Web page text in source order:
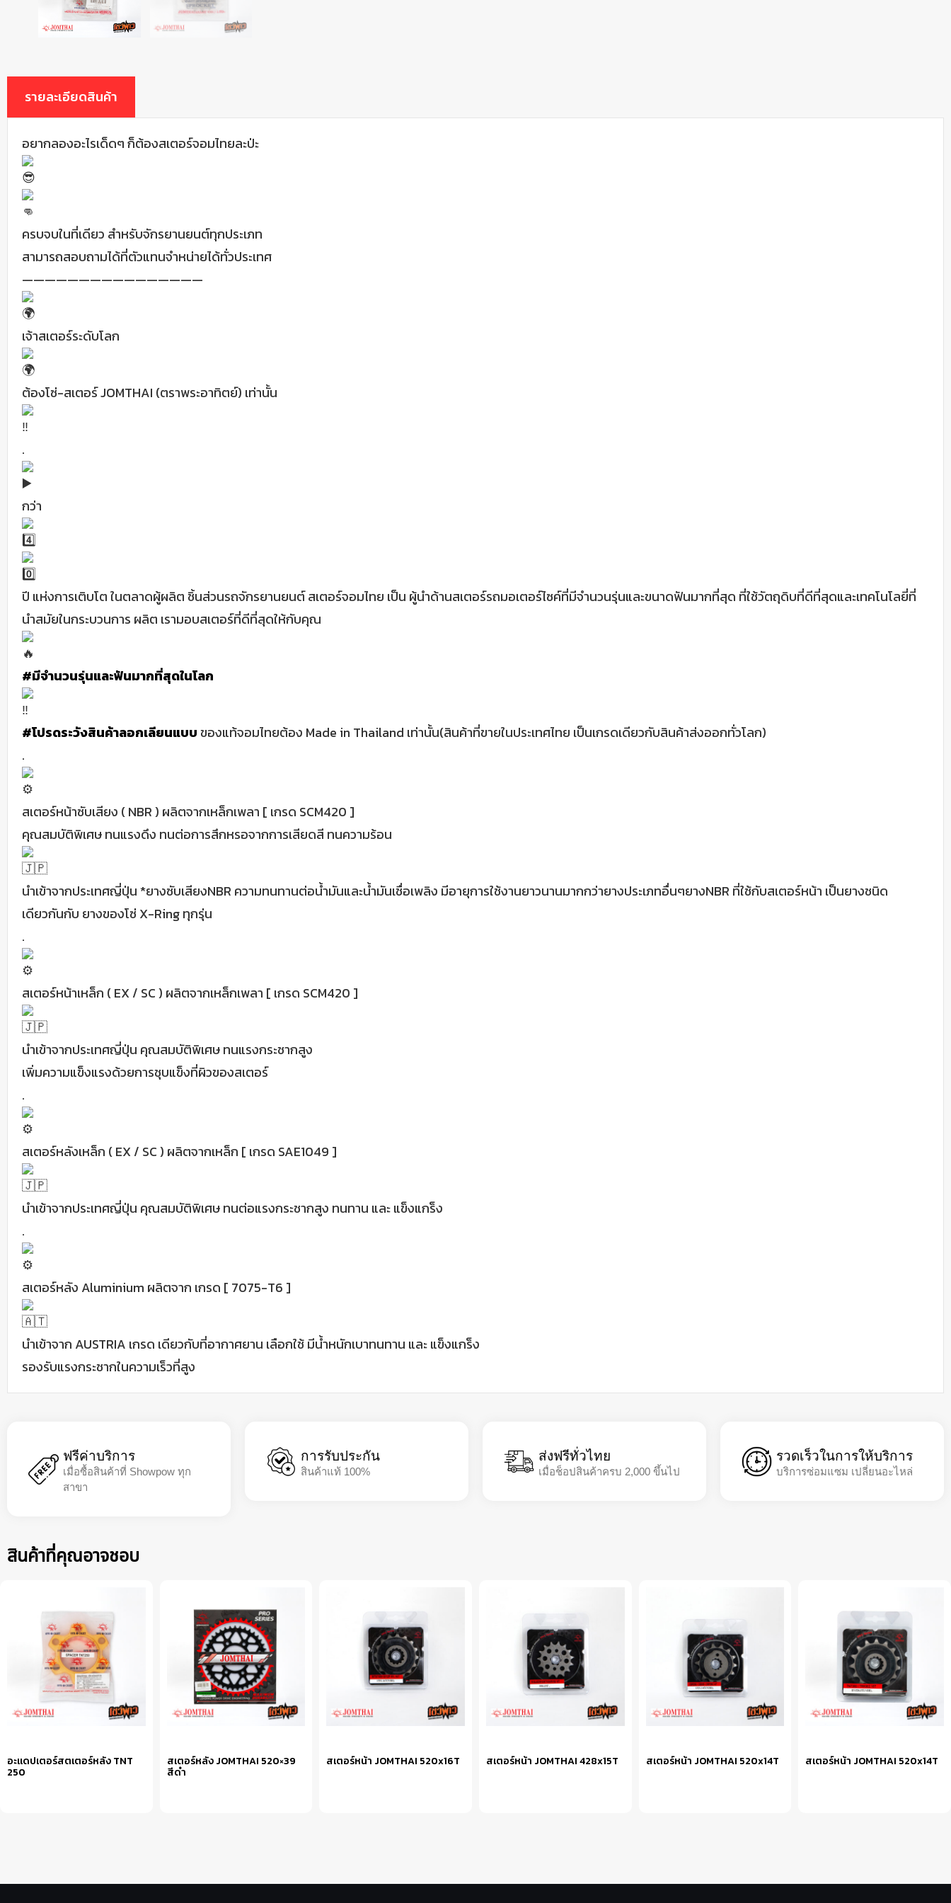
รายละเอียดสินค้า
อยากลองอะไรเด็ดๆ ก็ต้องสเตอร์จอมไทยละป่ะ
ครบจบในที่เดียว สำหรับจักรยานยนต์ทุกประเภท
สามารถสอบถามได้ที่ตัวแทนจำหน่ายได้ทั่วประเทศ
————————————————
เจ้าสเตอร์ระดับโลก
ต้องโซ่-สเตอร์ JOMTHAI (ตราพระอาทิตย์) เท่านั้น
.
กว่า
ปี แห่งการเติบโต ในตลาดผู้ผลิต ชิ้นส่วนรถจักรยานยนต์ สเตอร์จอมไทย เป็น ผู้นำด้านสเตอร์รถมอเตอร์ไซค์ที่มีจำนวนรุ่นและขนาดฟันมากที่สุด ที่ใช้วัตถุดิบที่ดีที่สุดและเทคโนโลยี่ที่
นำสมัยในกระบวนการ ผลิต เรามอบสเตอร์ที่ดีที่สุดให้กับคุณ
#มีจำนวนรุ่นและฟันมากที่สุดในโลก
#โปรดระวังสินค้าลอกเลียนแบบ ของแท้จอมไทยต้อง Made in Thailand เท่านั้น(สินค้าที่ขายในประเทศไทย เป็นเกรดเดียวกับสินค้าส่งออกทั่วโลก)
.
สเตอร์หน้าซับเสียง ( NBR ) ผลิตจากเหล็กเพลา [ เกรด SCM420 ]
คุณสมบัติพิเศษ ทนแรงดึง ทนต่อการสึกหรอจากการเสียดสี ทนความร้อน
นำเข้าจากประเทศญี่ปุ่น *ยางซับเสียงNBR ความทนทานต่อน้ำมันและน้ำมันเชื่อเพลิง มีอายุการใช้งานยาวนานมากกว่ายางประเภทอื่นๆยางNBR ที่ใช้กับสเตอร์หน้า เป็นยางชนิด
เดียวกันกับ ยางของโซ่ X-Ring ทุกรุ่น
.
สเตอร์หน้าเหล็ก ( EX / SC ) ผลิตจากเหล็กเพลา [ เกรด SCM420 ]
นำเข้าจากประเทศญี่ปุ่น คุณสมบัติพิเศษ ทนแรงกระชากสูง
เพิ่มความแข็งแรงด้วยการชุบแข็งที่ผิวของสเตอร์
.
สเตอร์หลังเหล็ก ( EX / SC ) ผลิตจากเหล็ก [ เกรด SAE1049 ]
นำเข้าจากประเทศญี่ปุ่น คุณสมบัติพิเศษ ทนต่อแรงกระชากสูง ทนทาน และ แข็งแกร็ง
.
สเตอร์หลัง Aluminium ผลิตจาก เกรด [ 7075-T6 ]
นำเข้าจาก AUSTRIA เกรด เดียวกับที่อากาศยาน เลือกใช้ มีน้ำหนักเบาทนทาน และ แข็งแกร็ง
รองรับแรงกระชากในความเร็วที่สูง
ฟรีค่าบริการ
เมื่อซื้อสินค้าที่ Showpow ทุก
สาขา
การรับประกัน
สินค้าแท้ 100%
ส่งฟรีทั่วไทย
เมื่อช็อปสินค้าครบ 2,000 ขึ้นไป
รวดเร็วในการให้บริการ
บริการซ่อมแซม เปลี่ยนอะไหล่
สินค้าที่คุณอาจชอบ
อะแดปเตอร์สตเตอร์หลัง TNT
250
สเตอร์หลัง JOMTHAI 520×39
สีดำ
สเตอร์หน้า JOMTHAI 520x16T สเตอร์หน้า JOMTHAI 428x15T สเตอร์หน้า JOMTHAI 520x14T สเตอร์หน้า JOMTHAI 520x14T